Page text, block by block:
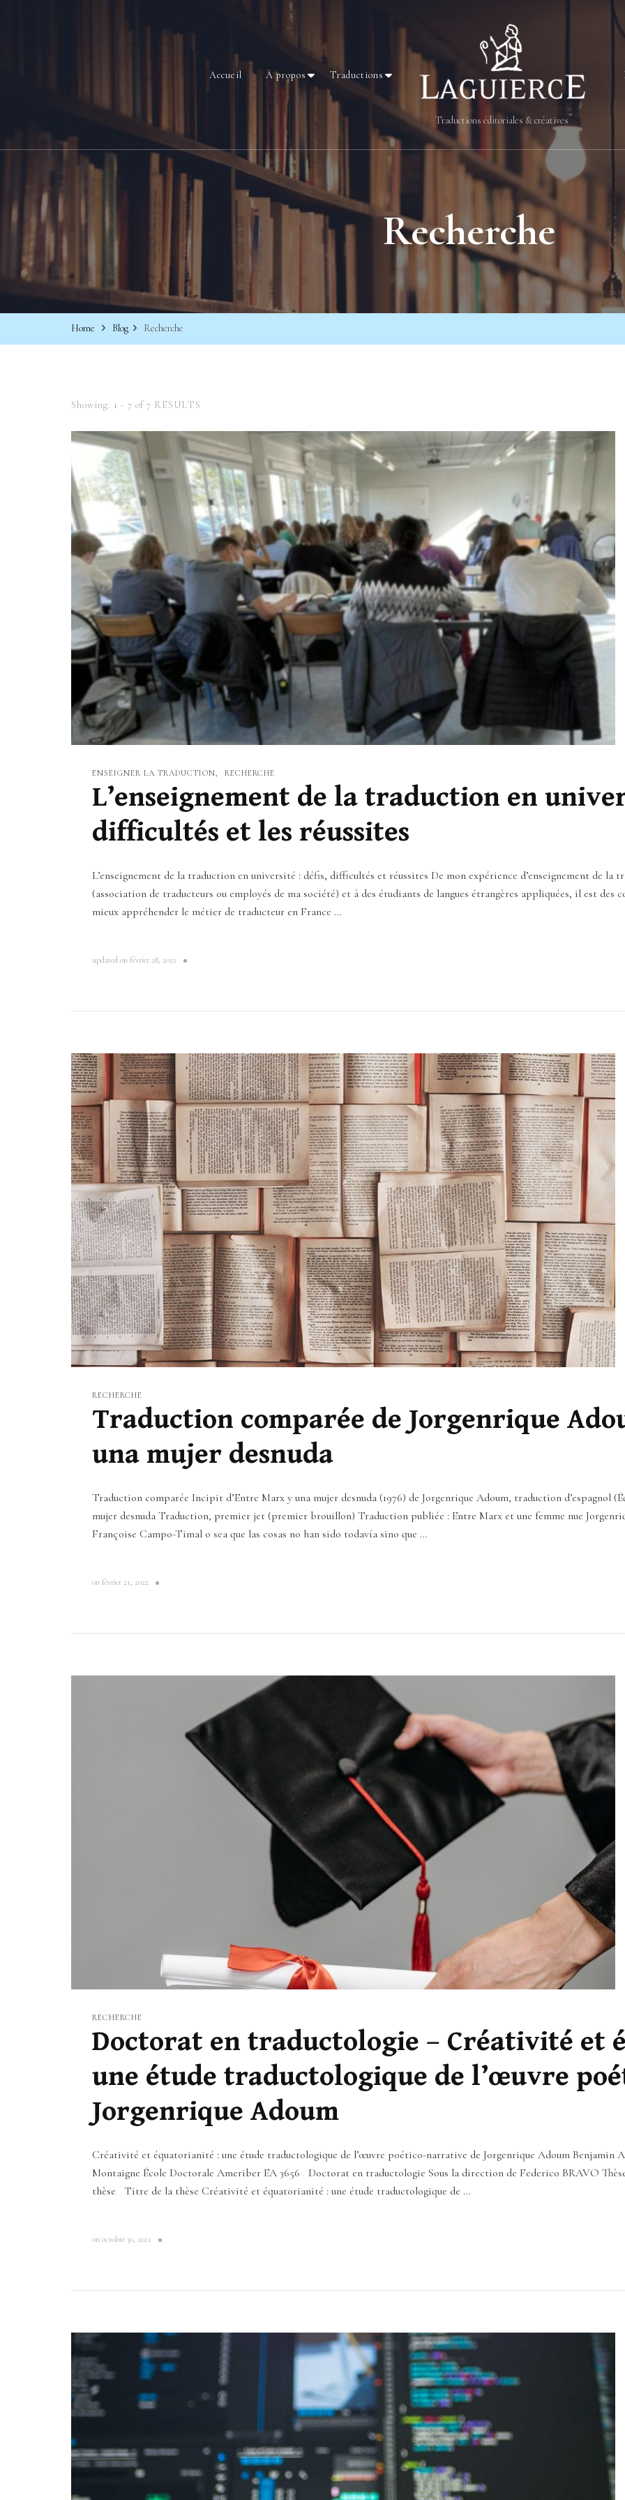
Accueil À propos Traductions
Traductions éditoriales & créatives
Recherche
Home Blog Recherche
Showing: 1 - 7 of 7 RESULTS
ENSEIGNER LA TRADUCTION RECHERCHE
L’enseignement de la traduction en
difficultés et les réussites
L’enseignement de la traduction en université : défis, difficultés et réussites De mon expérience d’enseignement de la
(association de traducteurs ou employés de ma société) et à des étudiants de langues étrangères appliquées, il est
mieux appréhender le métier de traducteur en France …
updated on février 28, 2022
RECHERCHE
Traduction comparée de Jorgenrique
una mujer desnuda
Traduction comparée Incipit d’Entre Marx y una mujer desnuda (1976) de Jorgenrique Adoum, traduction d’espagnol
mujer desnuda Traduction, premier jet (premier brouillon) Traduction publiée : Entre Marx et une femme nue
Françoise Campo-Timal o sea que las cosas no han sido todavía sino que …
on février 21, 2022
RECHERCHE
Doctorat en traductologie – Créativité et
une étude traductologique de l’œuvre
Jorgenrique Adoum
Créativité et équatorianité : une étude traductologique de l’œuvre poético-narrative de Jorgenrique Adoum
Montaigne École Doctorale Ameriber EA 3656 Doctorat en traductologie Sous la direction de Federico BRAVO
thèse Titre de la thèse Créativité et équatorianité : une étude traductologique de …
on octobre 30, 2021